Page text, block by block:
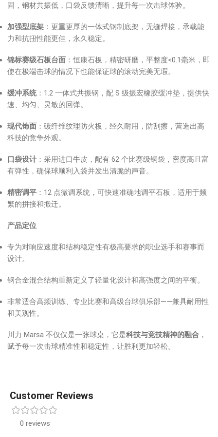
固，钢材共振低，口袋反馈清晰，提升每一次击球体验。
加强型底架 ：更重更厚的一体式钢制底架，无缝焊接，承载能
力和抗扭性能更佳，永久稳定。
锦标赛级石板台面 ：恒康石板，精密研磨，平整度<0.1毫米，即
使在极端击球的情况下也能保证球的滚动完美无瑕。
缓冲系统：1.2 一体式共振钢，配 S 级振宏橡胶缓冲垫，提供快
速、均匀、灵敏的回弹。
现代饰面 ：碳纤维纹理防火板，经久耐用，防刮擦，营造出高
科技的竞争外观。
口袋设计 ：采用进口牛皮，配有 62 个比赛级铜袋，密度高且富
有弹性，确保球顺利入袋并发出清脆的声音。
精密调平 ：12 点微调系统，可快速准确地调平石板，适用于频
繁的拼接和搬迁。
产品定位
专为对响应速度和结构稳定性有极高要求的职业选手和赛事而
设计。
钢合金混合结构重新定义了轻量化设计和高强度之间的平衡。
非常适合高频训练、专业比赛和高级台球俱乐部——兼具耐用性
和美观性。
川力 Marsa 不仅仅是一张球桌，它是科技与竞技精神的融合 ，
赋予每一次击球精准性和稳定性，让胜利更加轻松。
Customer Reviews
0 reviews